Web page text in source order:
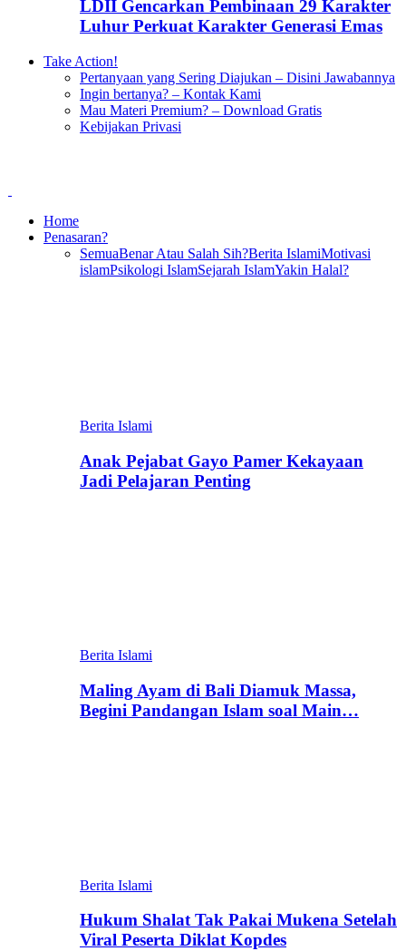
LDII Gencarkan Pembinaan 29 Karakter
Luhur Perkuat Karakter Generasi Emas
Take Action!
Pertanyaan yang Sering Diajukan – Disini Jawabannya
Ingin bertanya? – Kontak Kami
Mau Materi Premium? – Download Gratis
Kebijakan Privasi
Home
Penasaran?
SemuaBenar Atau Salah Sih?Berita IslamiMotivasi
islamPsikologi IslamSejarah IslamYakin Halal?
Berita Islami
Anak Pejabat Gayo Pamer Kekayaan
Jadi Pelajaran Penting
Berita Islami
Maling Ayam di Bali Diamuk Massa,
Begini Pandangan Islam soal Main…
Berita Islami
Hukum Shalat Tak Pakai Mukena Setelah
Viral Peserta Diklat Kopdes